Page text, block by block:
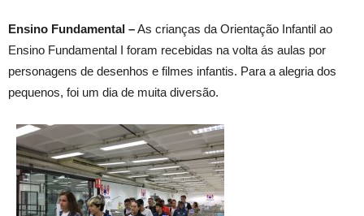
Ensino Fundamental –As crianças da Orientação Infantil ao
Ensino Fundamental I foram recebidas na volta ás aulas por
personagens de desenhos e filmes infantis. Para a alegria dos
pequenos, foi um dia de muita diversão.